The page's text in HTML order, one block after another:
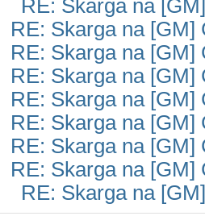
RE: Skarga na
RE: Skarga na [GM]
RE: Skarga na [GM]
RE: Skarga na [GM]
RE: Skarga na [GM]
RE: Skarga na [GM]
RE: Skarga na [GM]
RE: Skarga na [GM]
RE: Skarga na